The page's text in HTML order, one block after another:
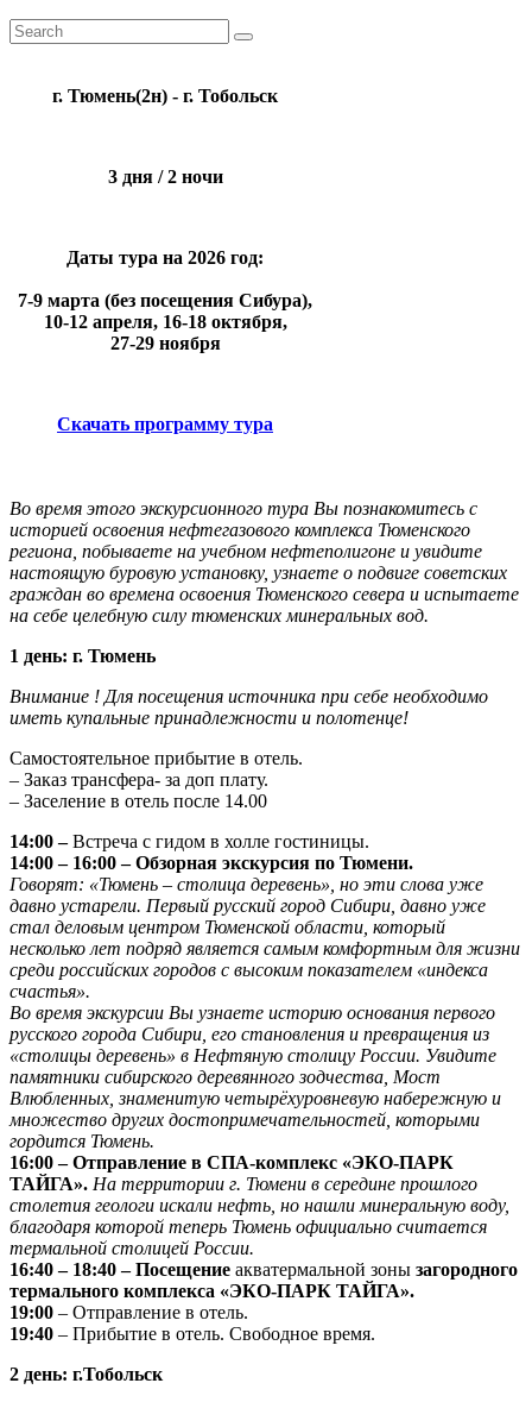
г. Тюмень(2н) - г. Тобольск
3 дня / 2 ночи
Даты тура на 2026 год:
7-9 марта (без посещения Сибура),
10-12 апреля, 16-18 октября,
27-29 ноября
Скачать программу тура
Во время этого экскурсионного тура Вы познакомитесь с
историей освоения нефтегазового комплекса Тюменского
региона, побываете на учебном нефтеполигоне и увидите
настоящую буровую установку, узнаете о подвиге советских
граждан во времена освоения Тюменского севера и испытаете
на себе целебную силу тюменских минеральных вод.
1 день: г. Тюмень
Внимание ! Для посещения источника при себе необходимо
иметь купальные принадлежности и полотенце!
Самостоятельное прибытие в отель.
– Заказ трансфера- за доп плату.
– Заселение в отель после 14.00
14:00 –Встреча с гидом в холле гостиницы.
14:00 – 16:00 – Обзорная экскурсия по Тюмени.
Говорят: «Тюмень – столица деревень», но эти слова уже
давно устарели. Первый русский город Сибири, давно уже
стал деловым центром Тюменской области, который
несколько лет подряд является самым комфортным для жизни
среди российских городов с высоким показателем «индекса
счастья».
Во время экскурсии Вы узнаете историю основания первого
русского города Сибири, его становления и превращения из
«столицы деревень» в Нефтяную столицу России. Увидите
памятники сибирского деревянного зодчества, Мост
Влюбленных, знаменитую четырёхуровневую набережную и
множество других достопримечательностей, которыми
гордится Тюмень.
16:00 – Отправление в СПА-комплекс «ЭКО-ПАРК
ТАЙГА». На территории г. Тюмени в середине прошлого
столетия геологи искали нефть, но нашли минеральную воду,
благодаря которой теперь Тюмень официально считается
термальной столицей России.
16:40 – 18:40 – Посещение акватермальной зоны загородного
термального комплекса «ЭКО-ПАРК ТАЙГА».
19:00 – Отправление в отель.
19:40 – Прибытие в отель. Свободное время.
2 день: г.Тобольск